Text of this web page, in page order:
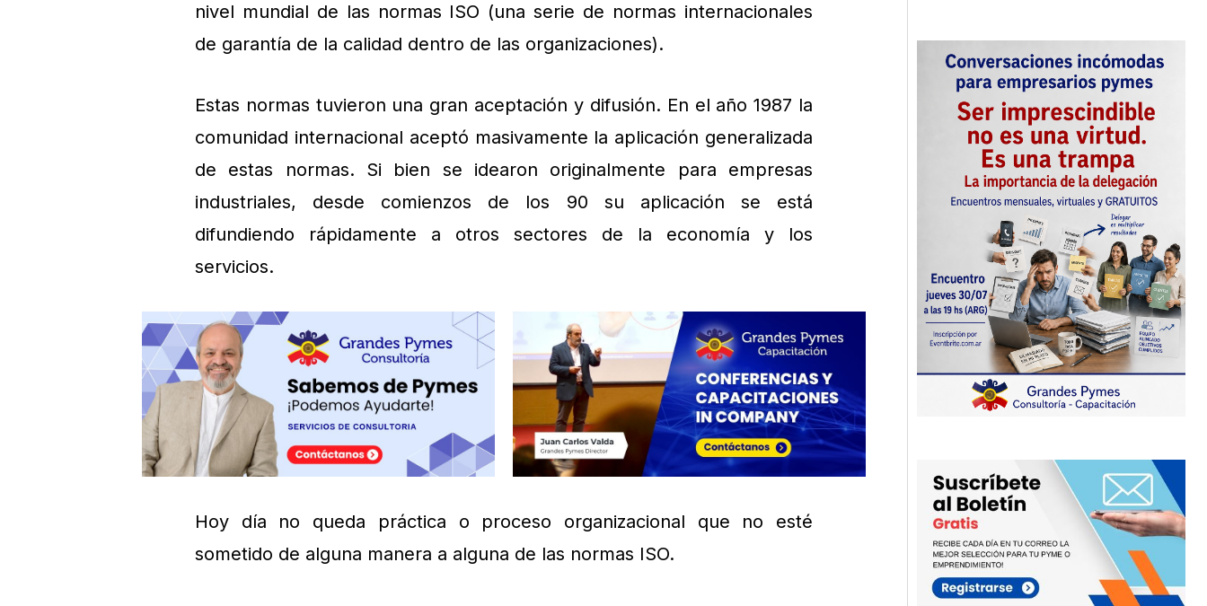
nivel mundial de las normas ISO (una serie de normas internacionales
de garantía de la calidad dentro de las organizaciones).
Estas normas tuvieron una gran aceptación y difusión. En el año 1987 la
comunidad internacional aceptó masivamente la aplicación generalizada
de estas normas. Si bien se idearon originalmente para empresas
industriales, desde comienzos de los 90 su aplicación se está
difundiendo rápidamente a otros sectores de la economía y los
servicios.
Hoy día no queda práctica o proceso organizacional que no esté
sometido de alguna manera a alguna de las normas ISO.